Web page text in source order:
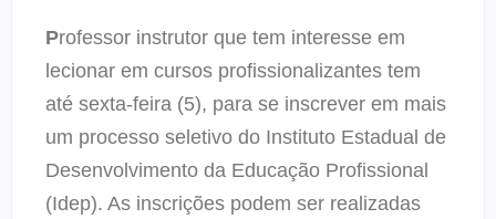
Professor instrutor que tem interesse em
lecionar em cursos profissionalizantes tem
até sexta-feira (5), para se inscrever em mais
um processo seletivo do Instituto Estadual de
Desenvolvimento da Educação Profissional
(Idep). As inscrições podem ser realizadas